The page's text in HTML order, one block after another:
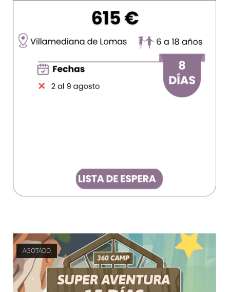
AGOTADO